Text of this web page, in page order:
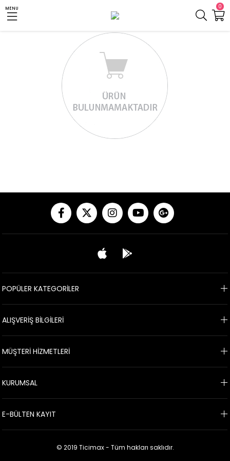
0
MENU
POPÜLER KATEGORİLER
ALIŞVERİŞ BİLGİLERİ
MÜŞTERİ HİZMETLERİ
KURUMSAL
E-BÜLTEN KAYIT
© 2019 Ticimax - Tüm hakları saklıdır.